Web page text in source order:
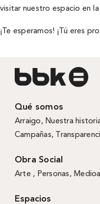
visitar nuestro espacio en
¡Te esperamos! ¡Tú eres
Qué somos
Arraigo, Nuestra
Campañas,
Obra Social
Arte , Personas,
Espacios